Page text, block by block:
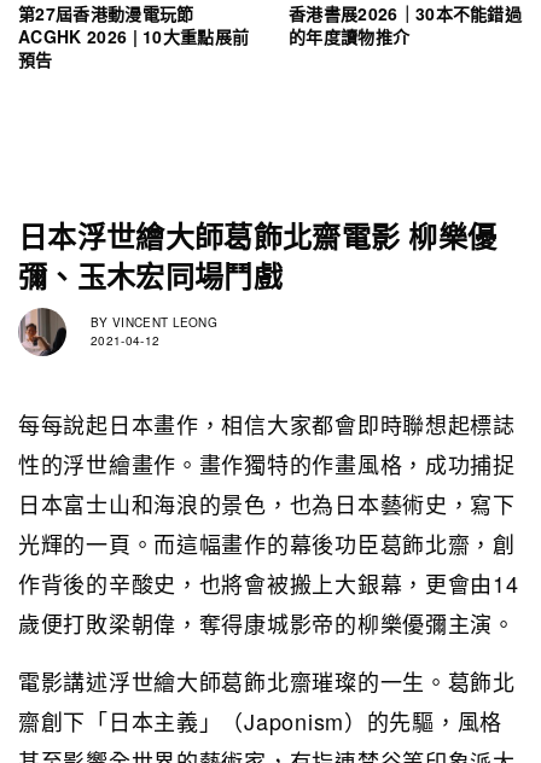
第27屆香港動漫電玩節
ACGHK 2026 | 10大重點展前
預告
香港書展2026｜30本不能錯過
的年度讀物推介
日本浮世繪大師葛飾北齋電影 柳樂優
彌、玉木宏同場鬥戲
BY VINCENT LEONG
2021-04-12
每每說起日本畫作，相信大家都會即時聯想起標誌
性的浮世繪畫作。畫作獨特的作畫風格，成功捕捉
日本富士山和海浪的景色，也為日本藝術史，寫下
光輝的一頁。而這幅畫作的幕後功臣葛飾北齋，創
作背後的辛酸史，也將會被搬上大銀幕，更會由14
歲便打敗梁朝偉，奪得康城影帝的柳樂優彌主演。
電影講述浮世繪大師葛飾北齋璀璨的一生。葛飾北
齋創下「日本主義」（Japonism）的先驅，風格